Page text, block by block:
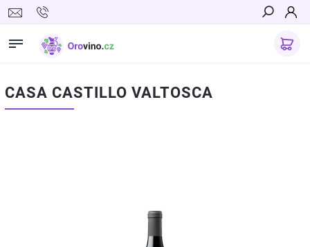
Hledat
CASA CASTILLO VALTOSCA